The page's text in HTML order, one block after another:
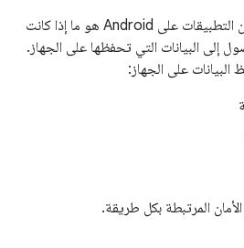
إنّ أكثر ما يثير القلق بشأن أمان التطبيقات على Android هو ما إذا كانت
إلى البيانات التي تحفظها على الجهاز.
على الجهاز:
المرتبطة بكل طريقة.